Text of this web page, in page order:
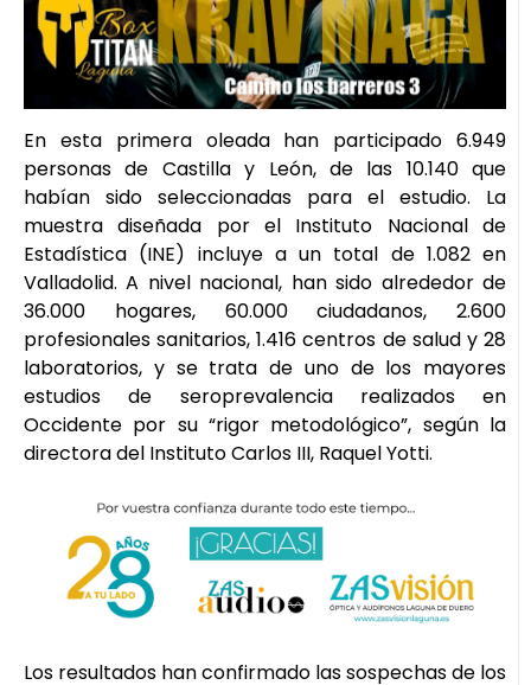
En esta primera oleada han participado 6.949
personas de Castilla y León, de las 10.140 que
habían sido seleccionadas para el estudio. La
muestra diseñada por el Instituto Nacional de
Estadística (INE) incluye a un total de 1.082 en
Valladolid. A nivel nacional, han sido alrededor de
36.000 hogares, 60.000 ciudadanos, 2.600
profesionales sanitarios, 1.416 centros de salud y 28
laboratorios, y se trata de uno de los mayores
estudios de seroprevalencia realizados en
Occidente por su “rigor metodológico”, según la
directora del Instituto Carlos III, Raquel Yotti.
Los resultados han confirmado las sospechas de los